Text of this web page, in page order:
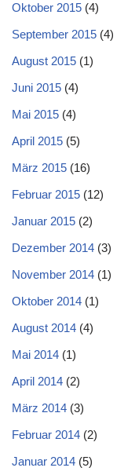
Oktober 2015 (4)
September 2015 (4)
August 2015 (1)
Juni 2015 (4)
Mai 2015 (4)
April 2015 (5)
März 2015 (16)
Februar 2015 (12)
Januar 2015 (2)
Dezember 2014 (3)
November 2014 (1)
Oktober 2014 (1)
August 2014 (4)
Mai 2014 (1)
April 2014 (2)
März 2014 (3)
Februar 2014 (2)
Januar 2014 (5)